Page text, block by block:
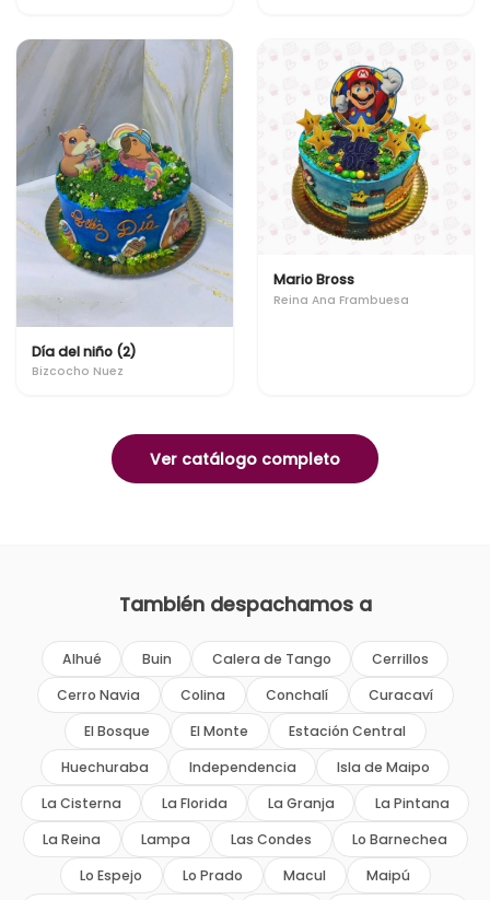
Día del niño (2)
Bizcocho Nuez
Mario Bross
Reina Ana Frambuesa
Ver catálogo completo
También despachamos a
Alhué Buin Calera de Tango
Cerrillos
Cerro Navia
Colina Conchalí
Curacaví
El Bosque
El Monte
Estación Central
Huechuraba
Independencia
Isla de Maipo
La Cisterna
La Florida La Granja
La Pintana
La Reina
Lampa Las Condes
Lo Barnechea
Lo Espejo
Lo Prado Macul Maipú